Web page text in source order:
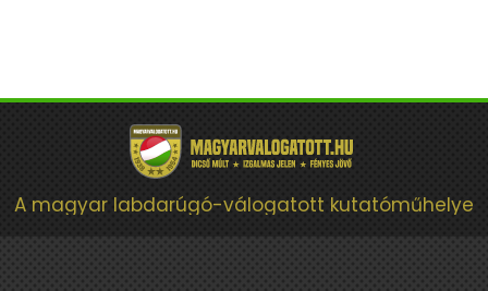
A magyar labdarúgó-válogatott kutatóműhelye